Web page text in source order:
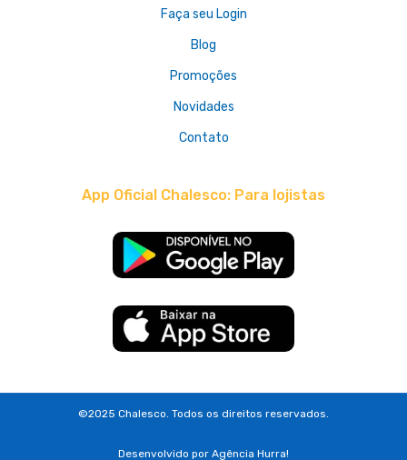
Faça seu Login
Blog
Promoções
Novidades
Contato
App Oficial Chalesco: Para lojistas
©2025 Chalesco. Todos os direitos reservados.
Desenvolvido por Agência Hurra!